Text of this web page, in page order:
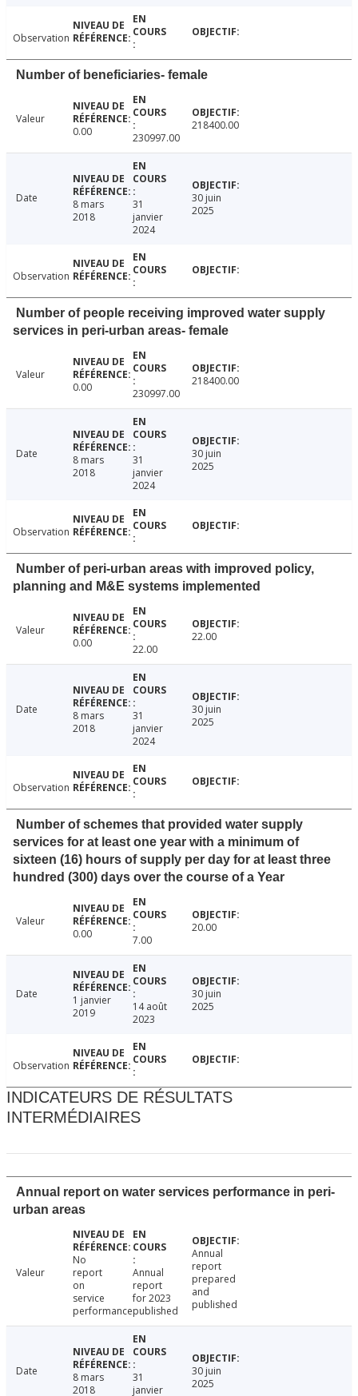
Observation
Number of beneficiaries- female
Valeur
0.00
230997.00
218400.00
Date
8 mars
2018
31
janvier
2024
30 juin
2025
Observation
Number of people receiving improved water supply
services in peri-urban areas- female
Valeur
0.00
230997.00
218400.00
Date
8 mars
2018
31
janvier
2024
30 juin
2025
Observation
Number of peri-urban areas with improved policy,
planning and M&E systems implemented
Valeur
0.00
22.00
22.00
Date
8 mars
2018
31
janvier
2024
30 juin
2025
Observation
Number of schemes that provided water supply
services for at least one year with a minimum of
sixteen (16) hours of supply per day for at least three
hundred (300) days over the course of a Year
Valeur
0.00
7.00
20.00
Date
1 janvier
2019
14 août
2023
30 juin
2025
Observation
INDICATEURS DE RÉSULTATS
INTERMÉDIAIRES
Annual report on water services performance in peri-
urban areas
Valeur
No
report
on
service
performance
Annual
report
for 2023
published
Annual
report
prepared
and
published
Date
8 mars
2018
31
janvier
30 juin
2025